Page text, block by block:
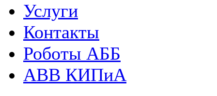
Услуги
Контакты
Роботы АББ
ABB КИПиА